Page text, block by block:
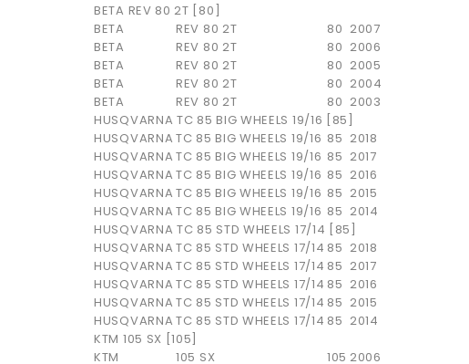
BETA REV 80 2T [80]
BETA
REV 80 2T 80 2007
BETA
REV 80 2T 80 2006
BETA
REV 80 2T 80 2005
BETA
REV 80 2T 80 2004
BETA
REV 80 2T 80 2003
HUSQVARNA TC 85 BIG WHEELS 19/16 [85]
HUSQVARNA TC 85 BIG WHEELS 19/16 85 2018
HUSQVARNA TC 85 BIG WHEELS 19/16 85 2017
HUSQVARNA TC 85 BIG WHEELS 19/16 85 2016
HUSQVARNA TC 85 BIG WHEELS 19/16 85 2015
HUSQVARNA TC 85 BIG WHEELS 19/16 85 2014
HUSQVARNA TC 85 STD WHEELS 17/14 [85]
HUSQVARNA TC 85 STD WHEELS 17/14 85 2018
HUSQVARNA TC 85 STD WHEELS 17/14 85 2017
HUSQVARNA TC 85 STD WHEELS 17/14 85 2016
HUSQVARNA TC 85 STD WHEELS 17/14 85 2015
HUSQVARNA TC 85 STD WHEELS 17/14 85 2014
KTM 105 SX [105]
KTM
105 SX 105 2006